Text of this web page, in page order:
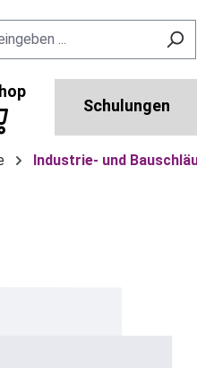
Schulungen
Industrie- und